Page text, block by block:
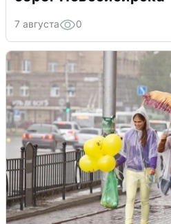
7 августа 0